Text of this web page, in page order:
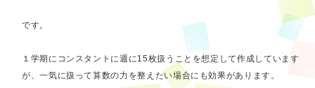
です。
１学期にコンスタントに週に15枚扱うことを想定して作成しています
が、一気に扱って算数の力を整えたい場合にも効果があります。